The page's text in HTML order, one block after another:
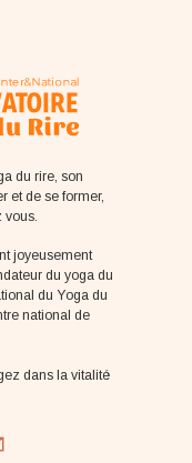
du rire, son
et de se former,
joyeusement
du yoga du
du Yoga du
national de
dans la vitalité